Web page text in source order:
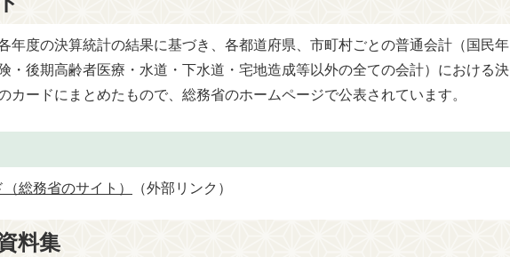
年度の決算統計の結果に基づき、各都道府県、市町村ごとの普通会計（国民年
・後期高齢者医療・水道・下水道・宅地造成等以外の全ての会計）における決
カードにまとめたもので、総務省のホームページで公表されています。
総務省のサイト） （外部リンク）
料集